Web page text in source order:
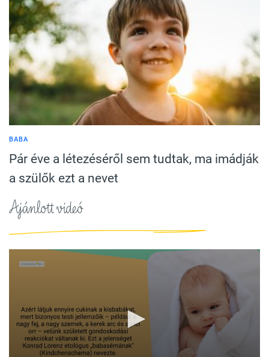
BABA
Pár éve a létezéséről sem tudtak, ma imádják
a szülők ezt a nevet
Ajánlott videó